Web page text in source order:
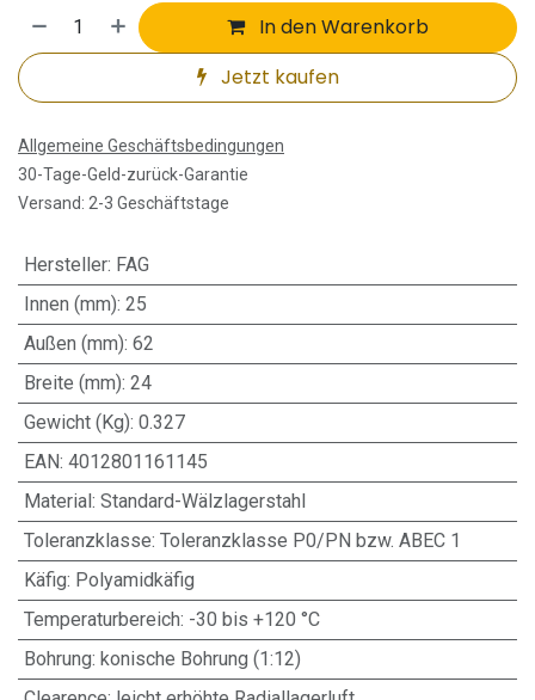
In den Warenkorb
Jetzt kaufen
Allgemeine Geschäftsbedingungen
30-Tage-Geld-zurück-Garantie
Versand: 2-3 Geschäftstage
Hersteller: FAG
Innen (mm): 25
Außen (mm): 62
Breite (mm): 24
Gewicht (Kg): 0.327
EAN: 4012801161145
Material: Standard-Wälzlagerstahl
Toleranzklasse: Toleranzklasse P0/PN bzw. ABEC 1
Käfig: Polyamidkäfig
Temperaturbereich: -30 bis +120 °C
Bohrung: konische Bohrung (1:12)